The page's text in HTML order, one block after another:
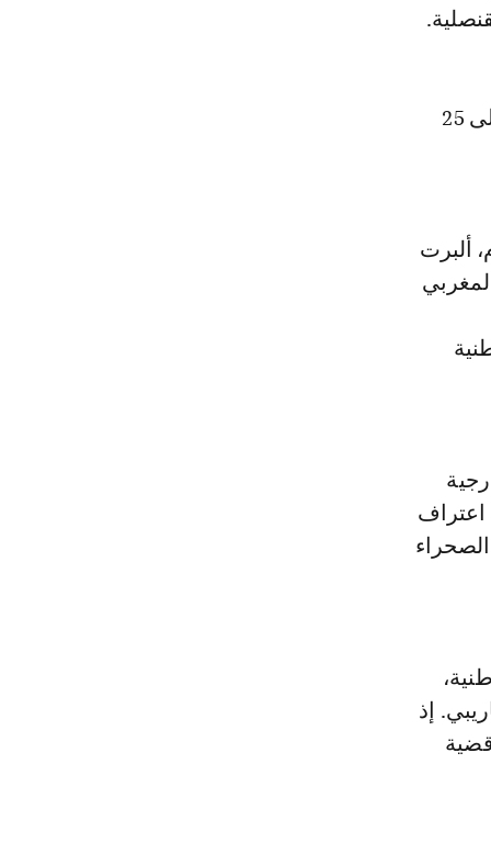
وبذلك، يرتفع عدد القنصليات التي تم افتتاحها بالأقاليم الجنوبية للمملكة إلى 25
ألبرت
اعتراف
إذ
قضية